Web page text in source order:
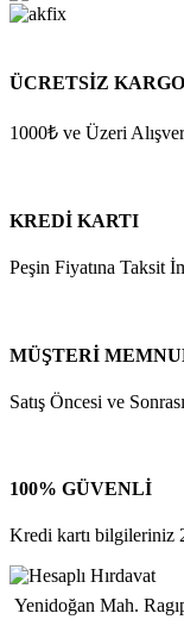
ÜCRETSİZ KARGO
1000₺ ve Üzeri
KREDİ KARTI
Peşin Fiyatına Taksit
MÜŞTERİ
Satış Öncesi ve
100% GÜVENLİ
Kredi kartı bilgileriniz
Yenidoğan Mah.